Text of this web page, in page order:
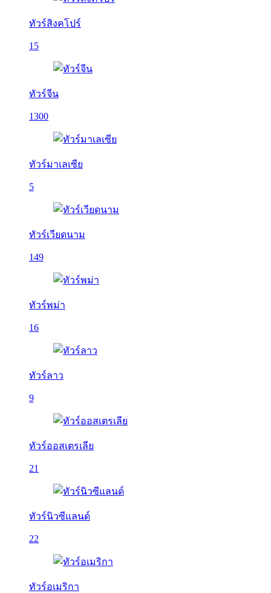
ทัวร์สิงคโปร์
15
ทัวร์จีน
1300
ทัวร์มาเลเซีย
5
ทัวร์เวียดนาม
149
ทัวร์พม่า
16
ทัวร์ลาว
9
ทัวร์ออสเตรเลีย
21
ทัวร์นิวซีแลนด์
22
ทัวร์อเมริกา